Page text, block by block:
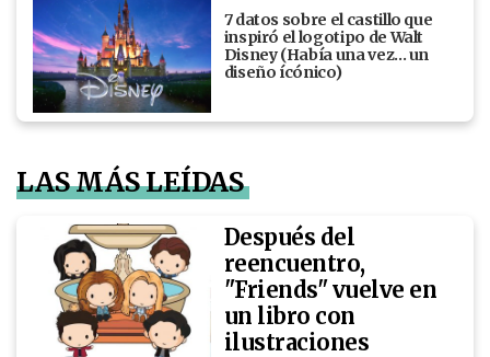
7 datos sobre el castillo que
inspiró el logotipo de Walt
Disney (Había una vez... un
diseño ícónico)
LAS MÁS LEÍDAS
Después del
reencuentro,
"Friends" vuelve en
un libro con
ilustraciones